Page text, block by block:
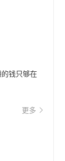
钱只够在
更多